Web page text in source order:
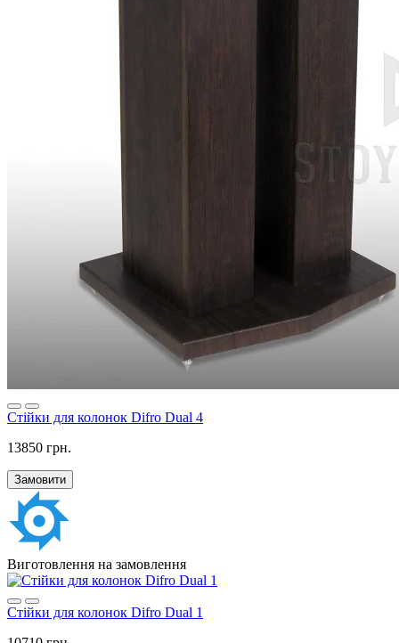
Стійки для колонок Difro Dual 4
13850 грн.
Замовити
Виготовлення на замовлення
Стійки для колонок Difro Dual 1